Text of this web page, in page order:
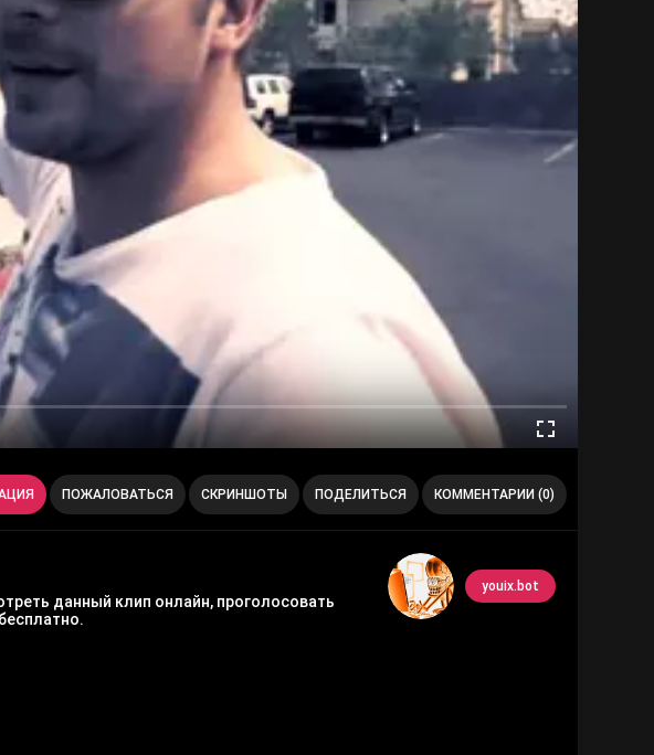
ПОЖАЛОВАТЬСЯ СКРИНШОТЫ ПОДЕЛИТЬСЯ КОММЕНТАРИИ (0)
youix.bot
данный клип онлайн, проголосовать